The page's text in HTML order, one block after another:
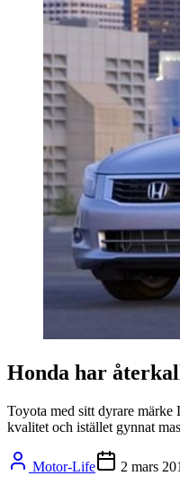
Honda har
Toyota med sitt dyrare märke
kvalitet och istället gynnat
Motor-Life 2 mars